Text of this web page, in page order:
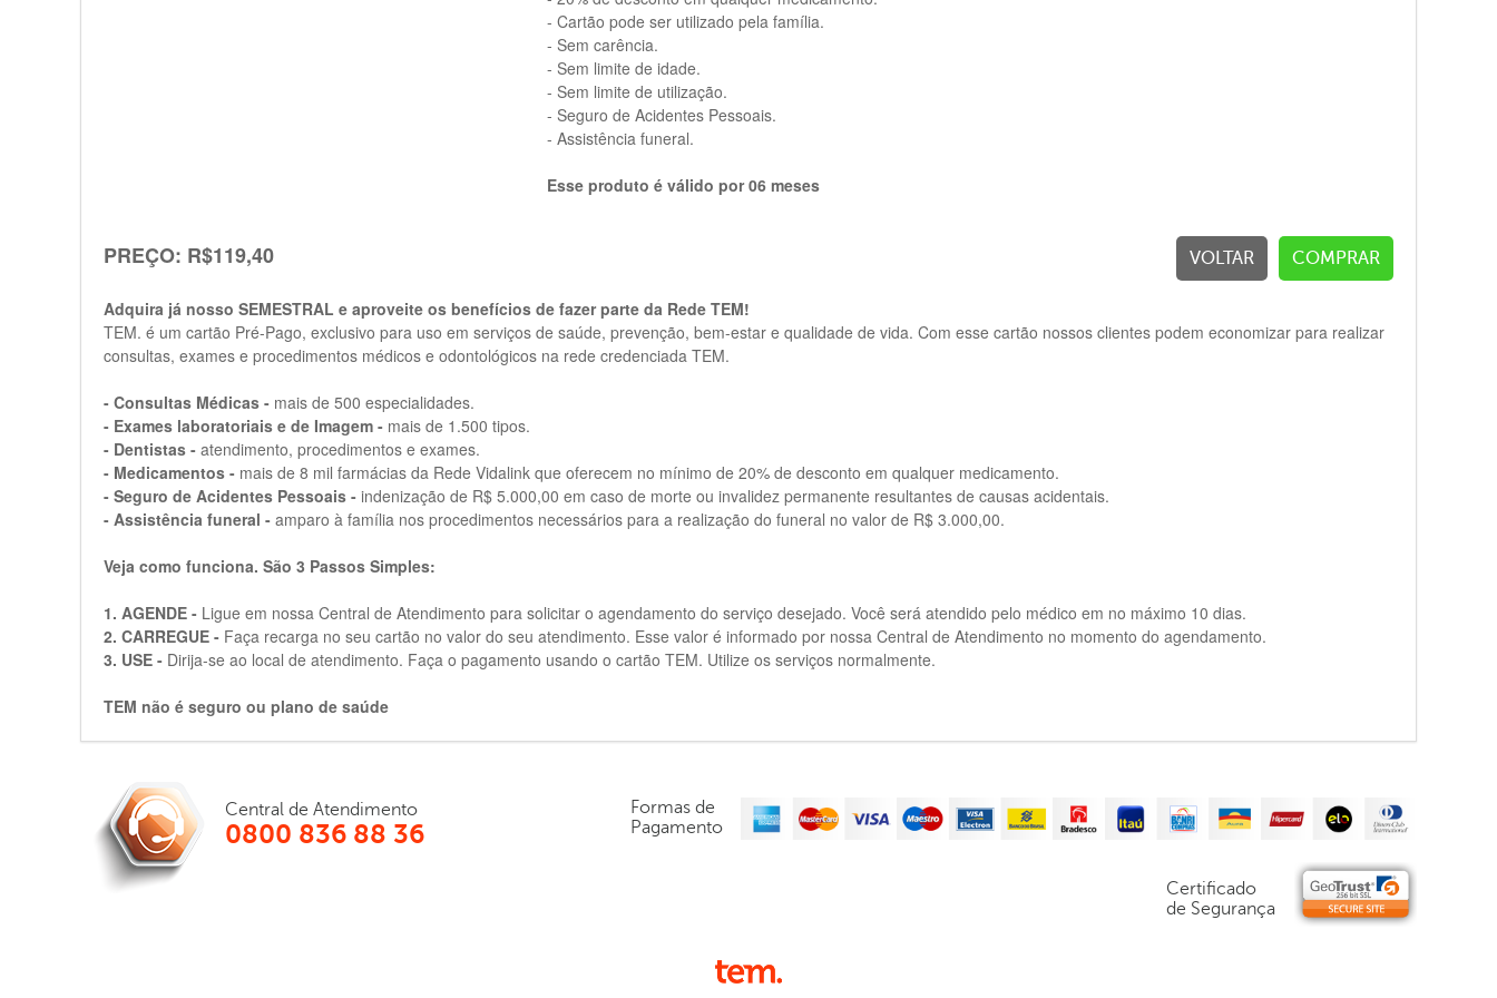
- Cartão pode ser utilizado pela família.
- Sem carência.
- Sem limite de idade.
- Sem limite de utilização.
- Seguro de Acidentes Pessoais.
- Assistência funeral.
Esse produto é válido por 06 meses
PREÇO: R$119,40 COMPRAR
VOLTAR
Adquira já nosso SEMESTRAL e aproveite os benefícios de fazer parte da Rede TEM!
TEM. é um cartão Pré-Pago, exclusivo para uso em serviços de saúde, prevenção, bem-estar e qualidade de vida. Com esse cartão nossos clientes podem economizar para realizar
consultas, exames e procedimentos médicos e odontológicos na rede credenciada TEM.
- Consultas Médicas - mais de 500 especialidades.
- Exames laboratoriais e de Imagem - mais de 1.500 tipos.
- Dentistas - atendimento, procedimentos e exames.
- Medicamentos - mais de 8 mil farmácias da Rede Vidalink que oferecem no mínimo de 20% de desconto em qualquer medicamento.
- Seguro de Acidentes Pessoais - indenização de R$ 5.000,00 em caso de morte ou invalidez permanente resultantes de causas acidentais.
- Assistência funeral - amparo à família nos procedimentos necessários para a realização do funeral no valor de R$ 3.000,00.
Veja como funciona. São 3 Passos Simples:
1. AGENDE - Ligue em nossa Central de Atendimento para solicitar o agendamento do serviço desejado. Você será atendido pelo médico em no máximo 10 dias.
2. CARREGUE - Faça recarga no seu cartão no valor do seu atendimento. Esse valor é informado por nossa Central de Atendimento no momento do agendamento.
3. USE - Dirija-se ao local de atendimento. Faça o pagamento usando o cartão TEM. Utilize os serviços normalmente.
TEM não é seguro ou plano de saúde
Central de Atendimento
0800 836 88 36
Formas de
Pagamento
Certificado
de Segurança